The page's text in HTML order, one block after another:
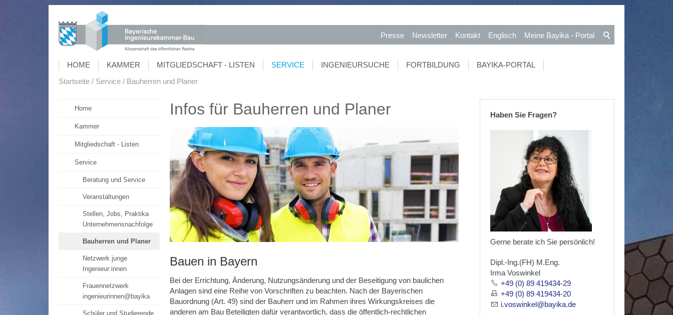
Presse Newsletter Kontakt Englisch Meine Bayika - Portal
HOME KAMMER MITGLIEDSCHAFT - LISTEN SERVICE INGENIEURSUCHE FORTBILDUNG
BAYIKA-PORTAL
Startseite
Service Bauherren und Planer
Home
Kammer
Mitgliedschaft - Listen
Service
Beratung und Service
Veranstaltungen
Stellen, Jobs, Praktika
Unternehmensnachfolge
Bauherren und Planer
Netzwerk junge
Ingenieur:innen
Frauennetzwerk
ingenieurinnen@bayika
Schüler und Studierende
Infos für Bauherren und Planer
Bauen in Bayern
Bei der Errichtung, Änderung, Nutzungsänderung und der Beseitigung von baulichen
Anlagen sind eine Reihe von Vorschriften zu beachten. Nach der Bayerischen
Bauordnung (Art. 49) sind der Bauherr und im Rahmen ihres Wirkungskreises die
anderen am Bau Beteiligten dafür verantwortlich, dass die öffentlich-rechtlichen
Haben Sie Fragen?
Gerne berate ich Sie persönlich!
Dipl.-Ing.(FH) M.Eng.
Irma Voswinkel
+49 (0) 89 419434-29
+49 (0) 89 419434-20
i.voswinkel@bayika.de